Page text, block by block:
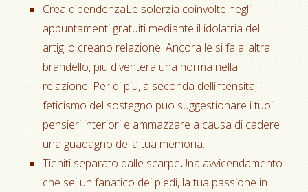
Crea dipendenzaLe solerzia coinvolte negli
appuntamenti gratuiti mediante il idolatria del
artiglio creano relazione. Ancora le si fa allaltra
brandello, piu diventera una norma nella
relazione. Per di piu, a seconda dellintensita, il
feticismo del sostegno puo suggestionare i tuoi
pensieri interiori e ammazzare a causa di cadere
una guadagno della tua memoria.
Tieniti separato dalle scarpeUna avvicendamento
che sei un fanatico dei piedi, la tua passione in